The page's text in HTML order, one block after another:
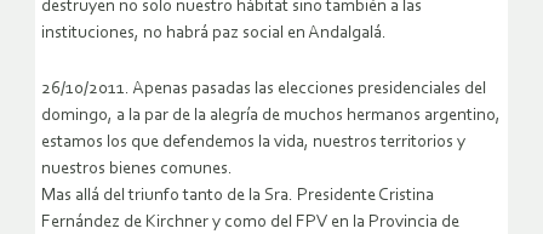
destruyen no solo nuestro hábitat sino también a las
instituciones, no habrá paz social en Andalgalá.
26/10/2011. Apenas pasadas las elecciones presidenciales del
domingo, a la par de la alegría de muchos hermanos argentino,
estamos los que defendemos la vida, nuestros territorios y
nuestros bienes comunes.
Mas allá del triunfo tanto de la Sra. Presidente Cristina
Fernández de Kirchner y como del FPV en la Provincia de